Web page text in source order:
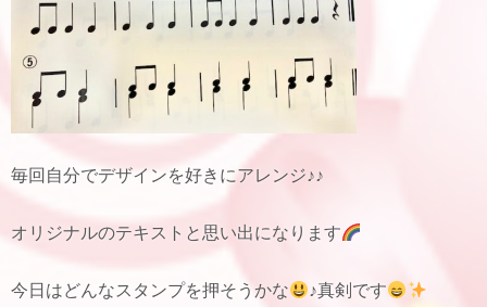
毎回自分でデザインを好きにアレンジ♪♪
オリジナルのテキストと思い出になります
今日はどんなスタンプを押そうかな ♪真剣です